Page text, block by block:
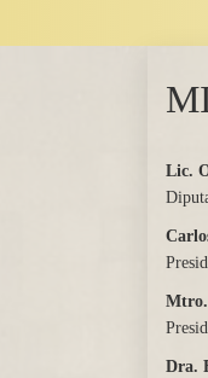
Lic.
Mtro.
Dra.